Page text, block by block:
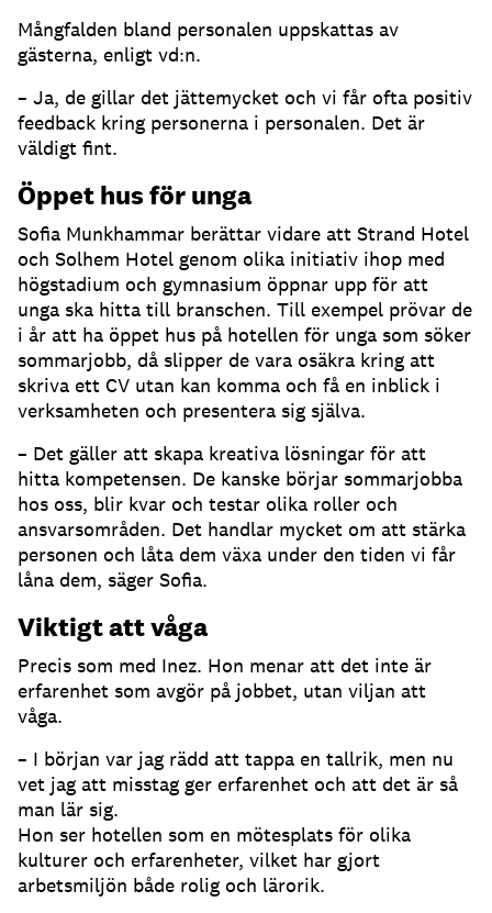
Mångfalden bland personalen uppskattas av
gästerna, enligt vd:n.
– Ja, de gillar det jättemycket och vi får ofta positiv
feedback kring personerna i personalen. Det är
väldigt fint.
Öppet hus för unga
Sofia Munkhammar berättar vidare att Strand Hotel
och Solhem Hotel genom olika initiativ ihop med
högstadium och gymnasium öppnar upp för att
unga ska hitta till branschen. Till exempel prövar de
i år att ha öppet hus på hotellen för unga som söker
sommarjobb, då slipper de vara osäkra kring att
skriva ett CV utan kan komma och få en inblick i
verksamheten och presentera sig själva.
– Det gäller att skapa kreativa lösningar för att
hitta kompetensen. De kanske börjar sommarjobba
hos oss, blir kvar och testar olika roller och
ansvarsområden. Det handlar mycket om att stärka
personen och låta dem växa under den tiden vi får
låna dem, säger Sofia.
Viktigt att våga
Precis som med Inez. Hon menar att det inte är
erfarenhet som avgör på jobbet, utan viljan att
våga.
– I början var jag rädd att tappa en tallrik, men nu
vet jag att misstag ger erfarenhet och att det är så
man lär sig.
Hon ser hotellen som en mötesplats för olika
kulturer och erfarenheter, vilket har gjort
arbetsmiljön både rolig och lärorik.